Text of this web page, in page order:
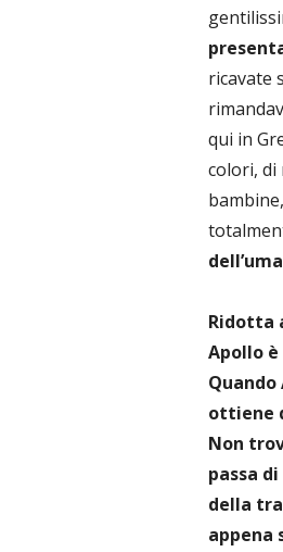
ricavate
qui in
colori, di
Ridotta
Apollo
ottiene
Non
passa
della
appena